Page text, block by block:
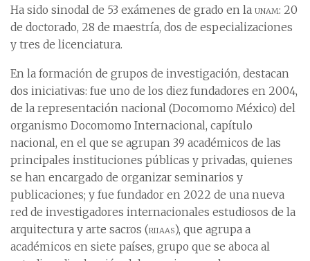
Ha sido sinodal de 53 exámenes de grado en la unam: 20
de doctorado, 28 de maestría, dos de especializaciones
y tres de licenciatura.
En la formación de grupos de investigación, destacan
dos iniciativas: fue uno de los diez fundadores en 2004,
de la representación nacional (Docomomo México) del
organismo Docomomo Internacional, capítulo
nacional, en el que se agrupan 39 académicos de las
principales instituciones públicas y privadas, quienes
se han encargado de organizar seminarios y
publicaciones; y fue fundador en 2022 de una nueva
red de investigadores internacionales estudiosos de la
arquitectura y arte sacros (riiaas), que agrupa a
académicos en siete países, grupo que se aboca al